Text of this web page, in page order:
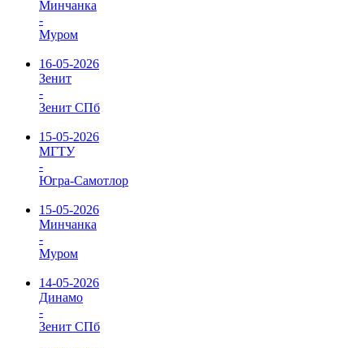
Минчанка
-
Муром
16-05-2026
Зенит
-
Зенит СПб
15-05-2026
МГТУ
-
Югра-Самотлор
15-05-2026
Минчанка
-
Муром
14-05-2026
Динамо
-
Зенит СПб